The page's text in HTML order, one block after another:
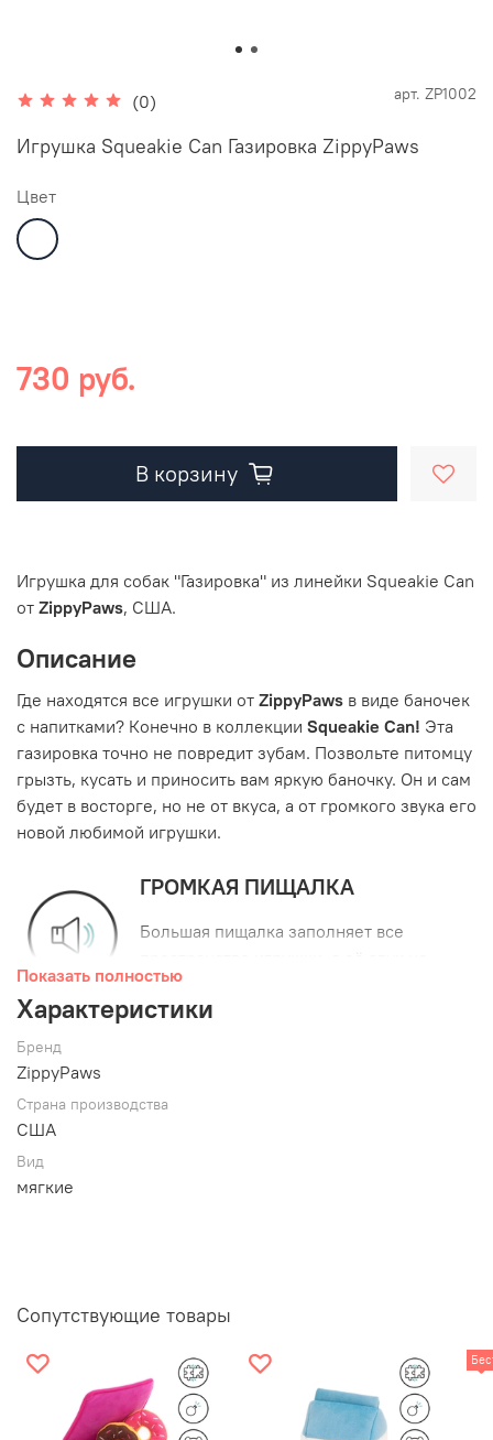
(0) арт. ZP1002
Игрушка Squeakie Can Газировка ZippyPaws
Цвет
730 руб.
В корзину
Игрушка для собак "Газировка" из линейки Squeakie Can
от ZippyPaws, США.
Описание
Где находятся все игрушки от ZippyPaws в виде баночек
с напитками? Конечно в коллекции Squeakie Can! Эта
газировка точно не повредит зубам. Позвольте питомцу
грызть, кусать и приносить вам яркую баночку. Он и сам
будет в восторге, но не от вкуса, а от громкого звука его
новой любимой игрушки.
ГРОМКАЯ ПИЩАЛКА
Большая пищалка заполняет все
оставляет равнодушных собачек.
не содержат наполнитель. Никакого
Пищалка занимает весь объем игрушки, поэтому
звучит при нажатии на любую её часть;
Идеальна для апортировки;
Все элементы дизайна вышиты и безопасны для
зубов питомца;
Показать полностью
Характеристики
Бренд
ZippyPaws
Страна производства
США
Вид
мягкие
Сопутствующие товары